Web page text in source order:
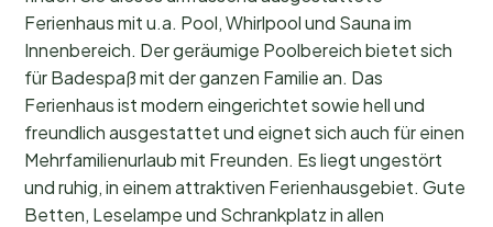
Ferienhaus mit u.a. Pool, Whirlpool und Sauna im
Innenbereich. Der geräumige Poolbereich bietet sich
für Badespaß mit der ganzen Familie an. Das
Ferienhaus ist modern eingerichtet sowie hell und
freundlich ausgestattet und eignet sich auch für einen
Mehrfamilienurlaub mit Freunden. Es liegt ungestört
und ruhig, in einem attraktiven Ferienhausgebiet. Gute
Betten, Leselampe und Schrankplatz in allen